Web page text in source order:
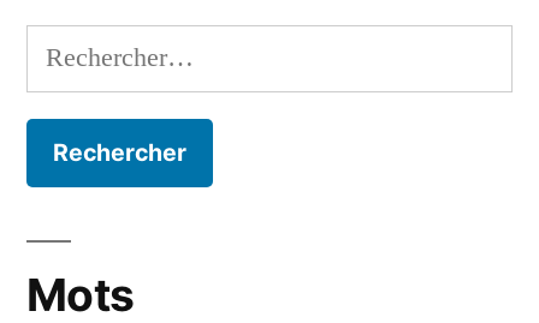
Rechercher :
Mots